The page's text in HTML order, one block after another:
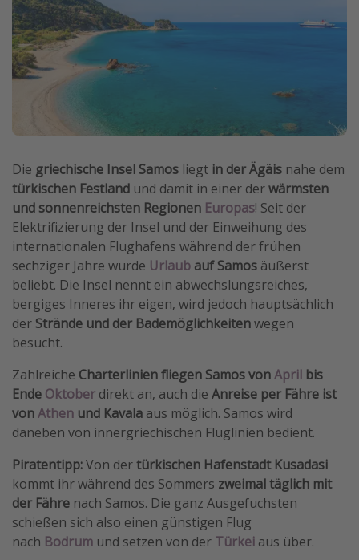
Roadtrips
Wochenendtrip
Singlereisen
Strandurlaub
Hotels in Hamburg
Hotels in Amsterdam
Hotels am Achensee
Weitere Themen
Reise Journal
Familienurlaub in der Türkei
Rundreisen in Thailand
Bahnreisen in der Schweiz
Reisepassfreie Reiseziele
Travel Know How
Silvesterreisen
Last Minute Urlaub Deutschland
Die griechische Insel Samos liegt in der Ägäis nahe dem
türkischen Festland und damit in einer derwärmsten
und sonnenreichsten Regionen Europas! Seit der
Elektrifizierung der Insel und der Einweihung des
internationalen Flughafens während der frühen
sechziger Jahre wurde Urlaub auf Samos äußerst
beliebt. Die Insel nennt ein abwechslungsreiches,
bergiges Inneres ihr eigen, wird jedoch hauptsächlich
der Strände und der Bademöglichkeitenwegen
besucht.
Zahlreiche Charterlinien fliegen Samos vonApril bis
Ende Oktober direkt an, auch die Anreise per Fähre ist
vonAthen und Kavala aus möglich. Samos wird
daneben von innergriechischen Fluglinien bedient.
Piratentipp:Von dertürkischen Hafenstadt Kusadasi
kommt ihr während des Sommers zweimal täglich mit
der Fähre nach Samos. Die ganz Ausgefuchsten
schießen sich also einen günstigen Flug
nach Bodrum und setzen von der Türkei aus über.